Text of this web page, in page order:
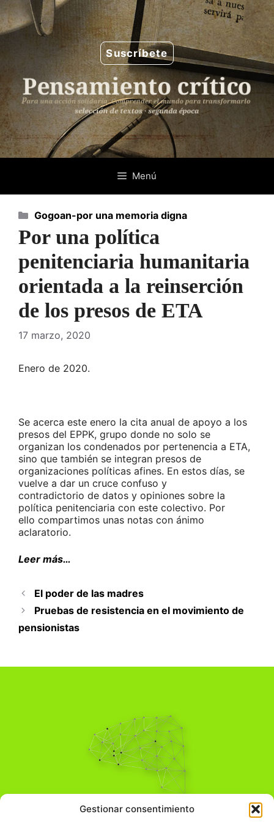
Gestionar consentimiento
Saltar
al
contenido
Suscríbete
Menú
Por una política
penitenciaria humanitaria
orientada a la reinserción
de los presos de ETA
17 marzo, 2020
Enero de 2020.
Se acerca este enero la cita anual de apoyo a los
presos del EPPK, grupo donde no solo se
organizan los condenados por pertenencia a ETA,
sino que también se integran presos de
organizaciones políticas afines. En estos días, se
vuelve a dar un cruce confuso y
contradictorio de datos y opiniones sobre la
política penitenciaria con este colectivo. Por
ello compartimos unas notas con ánimo
aclaratorio.
Leer más…
Categorías
Gogoan-por una memoria digna
El poder de las madres
Pruebas de resistencia en el movimiento de
pensionistas
Pensamiento Crítico